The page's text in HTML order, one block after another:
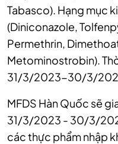
Tabasco). Hạng mục
(Diniconazole,
Permethrin,
Metominostrobin).
31/3/2023-30/3/
MFDS Hàn Quốc sẽ
31/3/2023 - 30/3/
các thực phẩm nhập